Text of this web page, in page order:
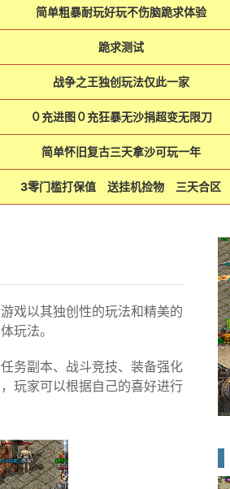
简单粗暴耐玩好玩不伤脑跪求体验
跪求测试
战争之王独创玩法仅此一家
０充进图０充狂暴无沙捐超变无限刀
简单怀旧复古三天拿沙可玩一年
3零门槛打保值 送挂机捡物 三天合区
戏以其独创性的玩法和精美的
玩法。
务副本、战斗竞技、装备强化
玩家可以根据自己的喜好进行